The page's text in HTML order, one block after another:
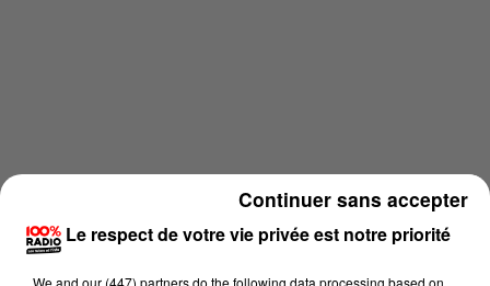
Le respect de votre vie privée est notre priorité
We and our (447) partnersdo the following data processing based on
Continuer sans accepter